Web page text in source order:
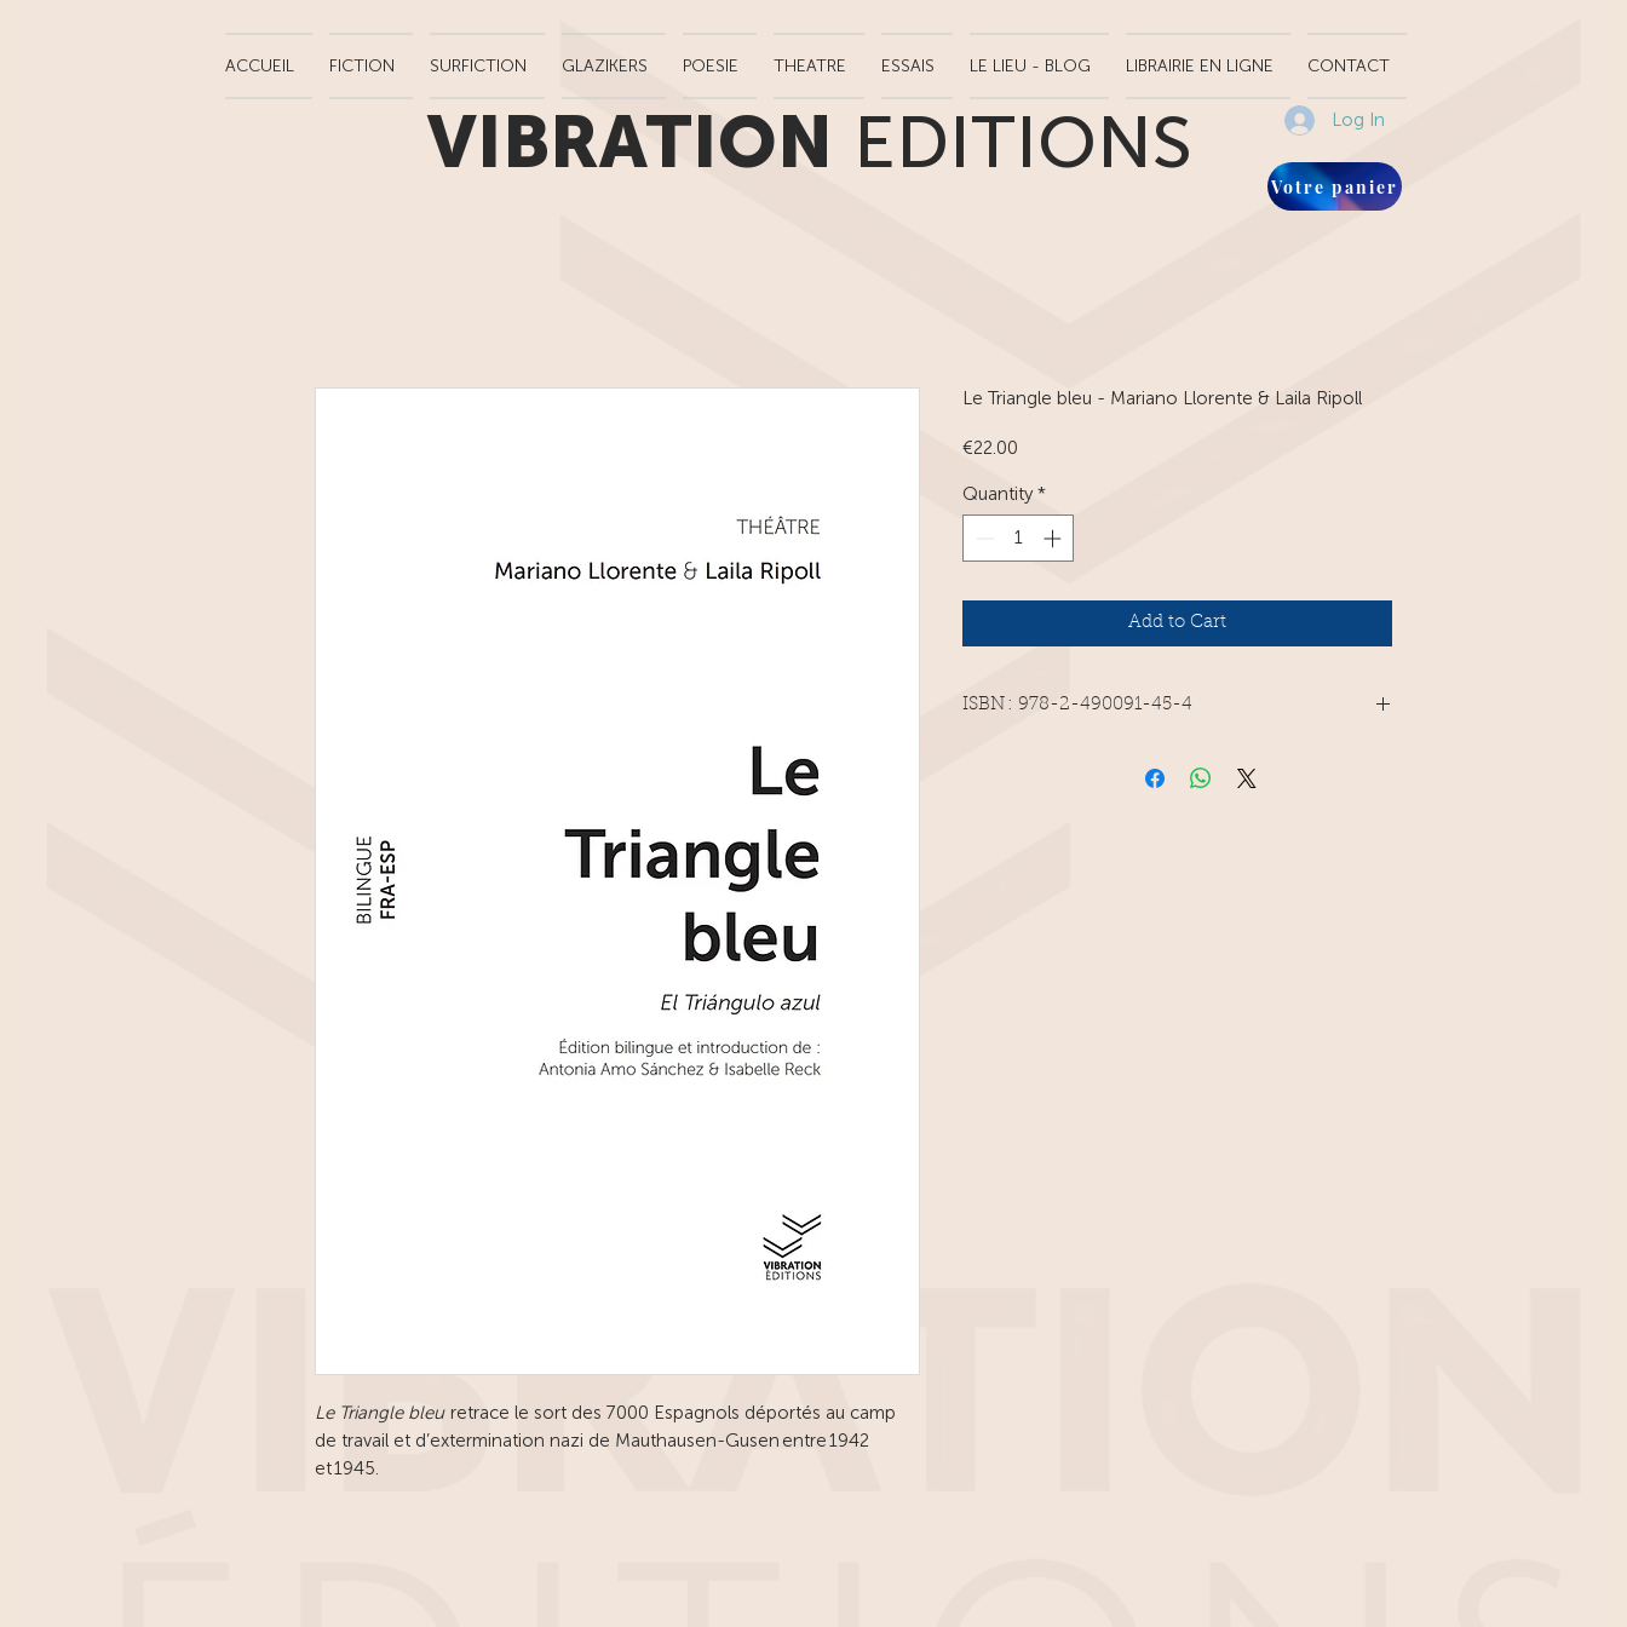
ACCUEIL FICTION SURFICTION GLAZIKERS POESIE THEATRE ESSAIS LE LIEU - BLOG LIBRAIRIE EN LIGNE CONTACT
VIBRATION EDITIONS Log In
Votre panier
Le Triangle bleu retrace le sort des 7 000 Espagnols déportés au camp
de travail et d’extermination nazi de Mauthausen-Gusen entre 1942
et 1945.
Le Triangle bleu - Mariano Llorente & Laila Ripoll
€22.00
Quantity *
Add to Cart
ISBN : 978-2-490091-45-4